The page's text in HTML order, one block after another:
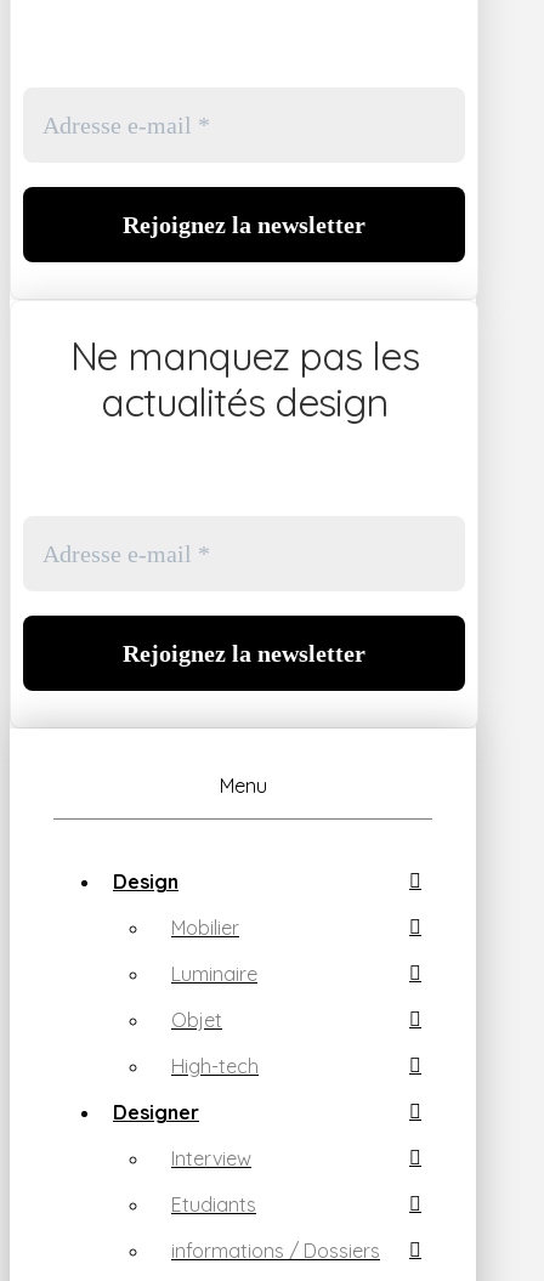
Ne manquez pas les
actualités design
Menu
Design
Mobilier
Luminaire
Objet
High-tech
Designer
Interview
Etudiants
informations / Dossiers